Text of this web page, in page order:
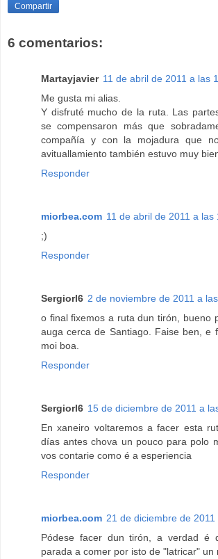
Compartir
6 comentarios:
Martayjavier 11 de abril de 2011 a las
Me gusta mi alias.
Y disfruté mucho de la ruta. Las
se compensaron más que
compañía y con la mojadura que
avituallamiento también estuvo muy
Responder
miorbea.com 11 de abril de 2011 a las
;)
Responder
Sergiorl6 2 de noviembre de 2011 a
o final fixemos a ruta dun tirón, bueno
auga cerca de Santiago. Faise ben, e
moi boa.
Responder
Sergiorl6 15 de diciembre de 2011 a
En xaneiro voltaremos a facer esta
días antes chova un pouco para polo
vos contarie como é a esperiencia
Responder
miorbea.com 21 de diciembre de
Pódese facer dun tirón, a verdad é
parada a comer por isto de "latricar" un